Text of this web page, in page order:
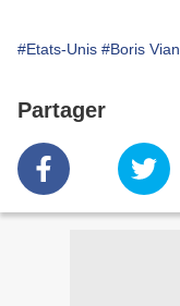
#Etats-Unis #Boris Vian
Partager